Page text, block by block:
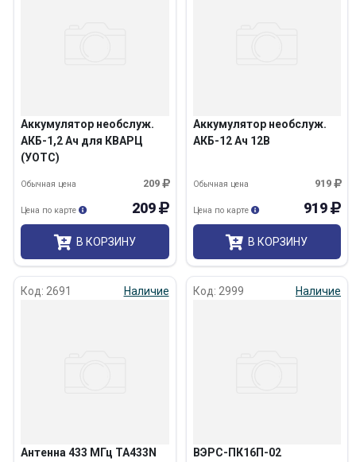
Аккумулятор необслуж.
АКБ-1,2 Ач для КВАРЦ
(УОТС)
209
Обычная цена
209
Цена по карте
В КОРЗИНУ
Аккумулятор необслуж.
АКБ-12 Ач 12В
919
Обычная цена
919
Цена по карте
В КОРЗИНУ
Код: 2691 Наличие
Антенна 433 МГц ТА433N
Код: 2999 Наличие
ВЭРС-ПК16П-02